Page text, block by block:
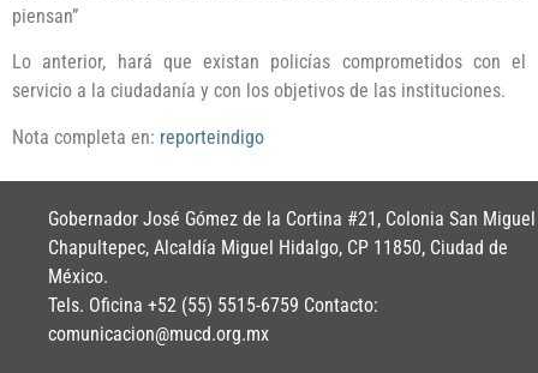
piensan”
Lo anterior, hará que existan policías comprometidos con el
servicio a la ciudadanía y con los objetivos de las instituciones.
Nota completa en: reporteindigo
Gobernador José Gómez de la Cortina #21, Colonia San Miguel
Chapultepec, Alcaldía Miguel Hidalgo, CP 11850, Ciudad de
México.
Tels. Oficina +52 (55) 5515-6759 Contacto:
comunicacion@mucd.org.mx